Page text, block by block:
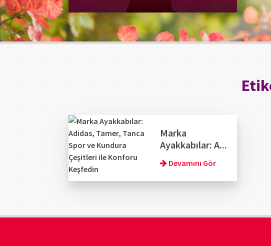
Marka
Ayakkabılar: A...
Devamını Gör